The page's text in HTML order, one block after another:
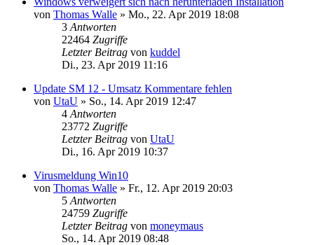
von Thomas Walle » Mo., 22. Apr 2019 18:08
3 Antworten
22464 Zugriffe
Letzter Beitrag von kuddel
Di., 23. Apr 2019 11:16
Update SM 12 - Umsatz Kommentare fehlen
von UtaU » So., 14. Apr 2019 12:47
4 Antworten
23772 Zugriffe
Letzter Beitrag von UtaU
Di., 16. Apr 2019 10:37
Virusmeldung Win10
von Thomas Walle » Fr., 12. Apr 2019 20:03
5 Antworten
24759 Zugriffe
Letzter Beitrag von moneymaus
So., 14. Apr 2019 08:48